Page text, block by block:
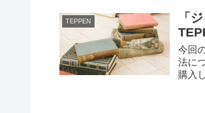
TEPPEN
「
今回
法に
購入